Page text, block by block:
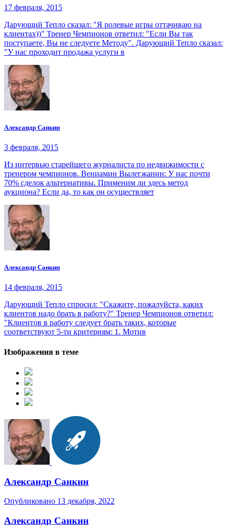
17 февраля, 2015
Дарующий Тепло сказал: "Я ролевые игры оттачиваю на
клиентах))" Тренер Чемпионов ответил: "Если Вы так
поступаете, Вы не следуете Методу". Дарующий Тепло сказал:
"У нас проходит продажа услуги в
Александр Санкин
3 февраля, 2015
Из интервью старейшего журналиста по недвижимости с
тренером чемпионов. Вениамин Вылегжанин: У нас почти
70% сделок альтернативы. Применим ли здесь метод
аукциона? Если да, то как он осуществляет
Александр Санкин
14 февраля, 2015
Дарующий Тепло спросил: "Скажите, пожалуйста, каких
клиентов надо брать в работу?" Тренер Чемпионов ответил:
"Клиентов в работу следует брать таких, которые
соответствуют 5-ти критериям: 1. Мотив
Изображения в теме
Александр Санкин
Опубликовано 13 декабря, 2022
Александр Санкин